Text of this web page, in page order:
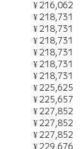
¥ 216,062
¥ 218,731
¥ 218,731
¥ 218,731
¥ 218,731
¥ 218,731
¥ 218,731
¥ 225,625
¥ 225,657
¥ 227,852
¥ 227,852
¥ 227,852
¥ 229,676